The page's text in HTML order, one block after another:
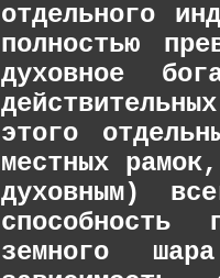
отдельного
полностью
духовное
этого
местных
духовным)
способность
земного